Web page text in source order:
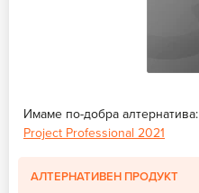
Имаме по-добра алтернатива:
Project Professional 2021
АЛТЕРНАТИВЕН ПРОДУКТ